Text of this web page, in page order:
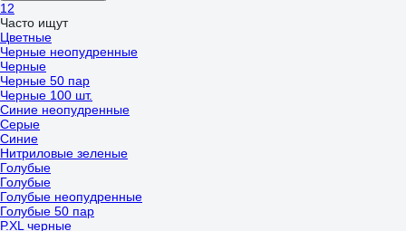
1 2
Часто ищут
Цветные
Черные неопудренные
Черные
Черные 50 пар
Черные 100 шт.
Синие неопудренные
Серые
Синие
Нитриловые зеленые
Голубые
Голубые
Голубые неопудренные
Голубые 50 пар
Р.XL черные